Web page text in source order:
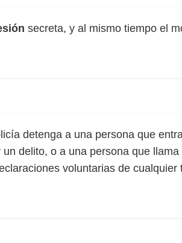
secreta, y al mismo tiempo el
detenga a una persona que
delito, o a una persona que
voluntarias de cualquier